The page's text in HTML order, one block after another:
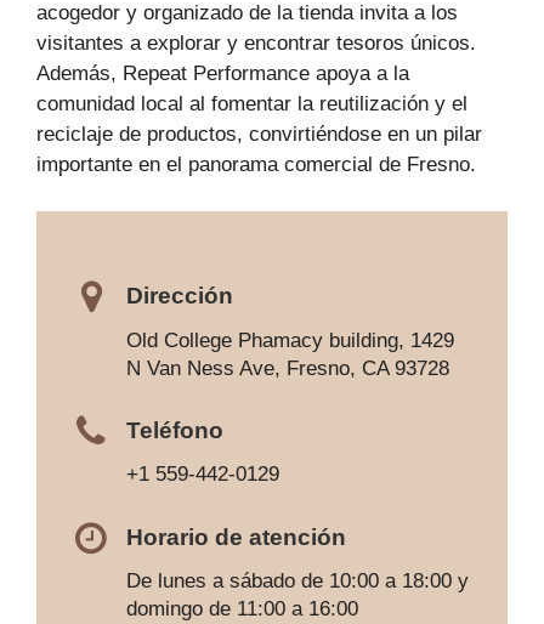
acogedor y organizado de la tienda invita a los
visitantes a explorar y encontrar tesoros únicos.
Además, Repeat Performance apoya a la
comunidad local al fomentar la reutilización y el
reciclaje de productos, convirtiéndose en un pilar
importante en el panorama comercial de Fresno.
Dirección
Old College Phamacy building, 1429
N Van Ness Ave, Fresno, CA 93728
Teléfono
+1 559-442-0129
Horario de atención
De lunes a sábado de 10:00 a 18:00 y
domingo de 11:00 a 16:00